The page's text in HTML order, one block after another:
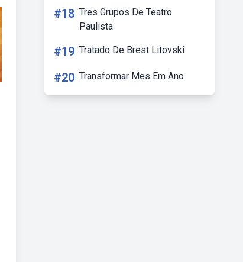
#18 Tres Grupos De Teatro
Paulista
#19 Tratado De Brest Litovski
#20 Transformar Mes Em Ano